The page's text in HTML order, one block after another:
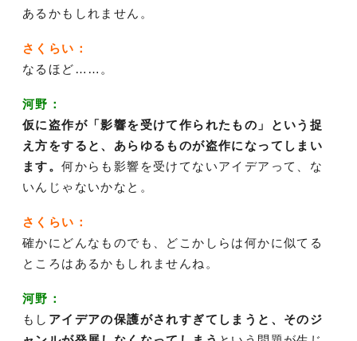
あるかもしれません。
さくらい：
なるほど……。
河野：
仮に盗作が「影響を受けて作られたもの」という捉
え方をすると、あらゆるものが盗作になってしまい
ます。何からも影響を受けてないアイデアって、な
いんじゃないかなと。
さくらい：
確かにどんなものでも、どこかしらは何かに似てる
ところはあるかもしれませんね。
河野：
もし アイデアの保護がされすぎてしまうと、そのジ